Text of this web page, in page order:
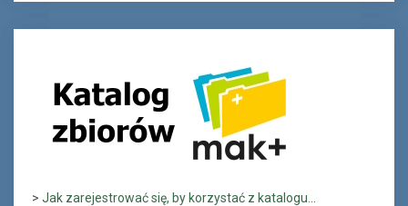
> Jak zarejestrować się, by korzystać z katalogu...